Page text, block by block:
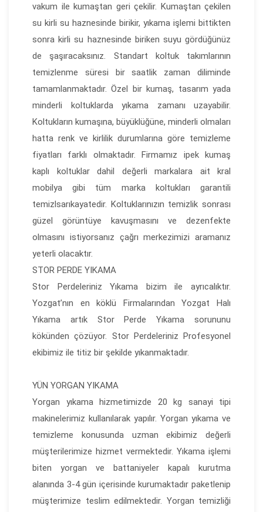
vakum ile kumaştan geri çekilir. Kumaştan çekilen
su kirli su haznesinde birikir, yıkama işlemi bittikten
sonra kirli su haznesinde biriken suyu gördüğünüz
de şaşıracaksınız. Standart koltuk takımlarının
temizlenme süresi bir saatlik zaman diliminde
tamamlanmaktadır. Özel bir kumaş, tasarım yada
minderli koltuklarda yıkama zamanı uzayabilir.
Koltukların kumaşına, büyüklüğüne, minderli olmaları
hatta renk ve kirlilik durumlarına göre temizleme
fiyatları farklı olmaktadır. Firmamız ipek kumaş
kaplı koltuklar dahil değerli markalara ait kral
mobilya gibi tüm marka koltukları garantili
temizlsarıkayatedir. Koltuklarınızın temizlik sonrası
güzel görüntüye kavuşmasını ve dezenfekte
olmasını istiyorsanız çağrı merkezimizi aramanız
yeterli olacaktır.
STOR PERDE YIKAMA
Stor Perdeleriniz Yıkama bizim ile ayrıcalıktır.
Yozgat’nın en köklü Firmalarından Yozgat Halı
Yıkama artık Stor Perde Yıkama sorununu
kökünden çözüyor. Stor Perdeleriniz Profesyonel
ekibimiz ile titiz bir şekilde yıkanmaktadır.
YÜN YORGAN YIKAMA
Yorgan yıkama hizmetimizde 20 kg sanayi tipi
makinelerimiz kullanılarak yapılır. Yorgan yıkama ve
temizleme konusunda uzman ekibimiz değerli
müşterilerimize hizmet vermektedir. Yıkama işlemi
biten yorgan ve battaniyeler kapalı kurutma
alanında 3-4 gün içerisinde kurumaktadır paketlenip
müşterimize teslim edilmektedir. Yorgan temizliği